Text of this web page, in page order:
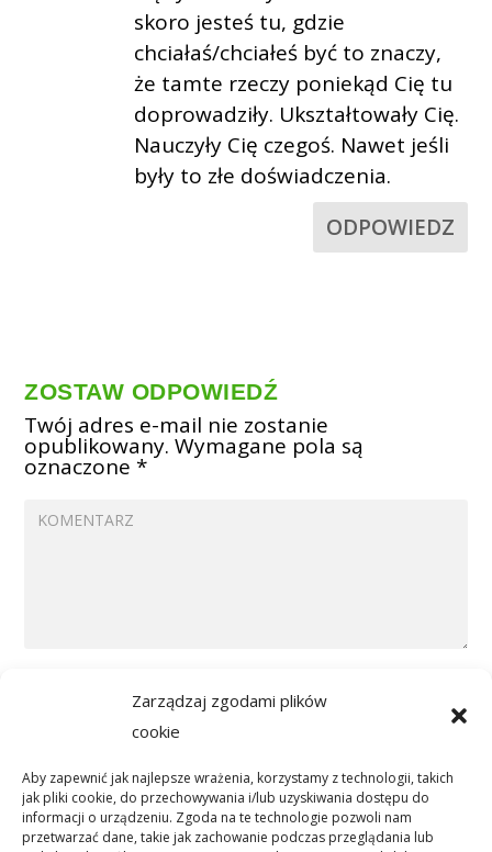
Zarządzaj zgodami plików
cookie
Aby zapewnić jak najlepsze wrażenia, korzystamy z technologii, takich
jak pliki cookie, do przechowywania i/lub uzyskiwania dostępu do
informacji o urządzeniu. Zgoda na te technologie pozwoli nam
przetwarzać dane, takie jak zachowanie podczas przeglądania lub
skoro jesteś tu, gdzie
chciałaś/chciałeś być to znaczy,
że tamte rzeczy poniekąd Cię tu
doprowadziły. Ukształtowały Cię.
Nauczyły Cię czegoś. Nawet jeśli
były to złe doświadczenia.
ODPOWIEDZ
ZOSTAW ODPOWIEDŹ
Twój adres e-mail nie zostanie
opublikowany. Wymagane pola są
oznaczone *